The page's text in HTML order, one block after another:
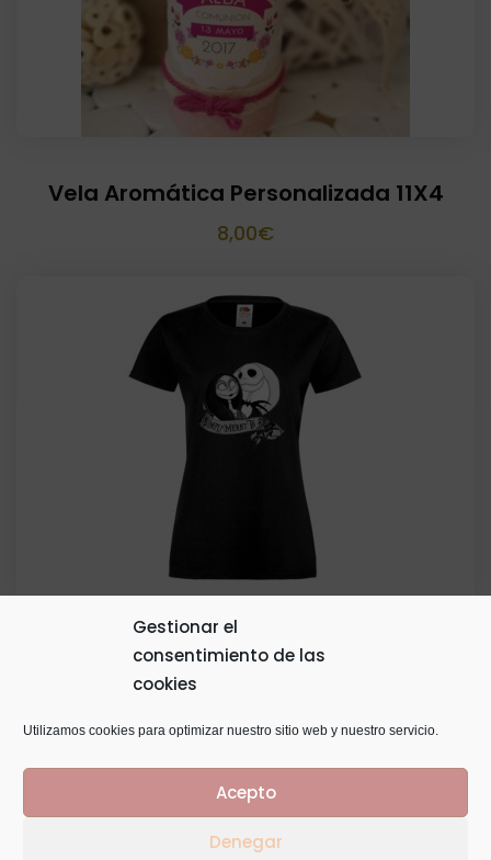
Gestionar el
consentimiento de las
cookies
Utilizamos cookies para optimizar nuestro sitio web y nuestro servicio.
Acepto
Denegar
Vela Aromática Personalizada 11X4
8,00€
Camiseta Personalizada Temática